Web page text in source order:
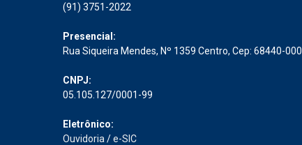
(91) 3751-2022
Presencial:
Rua Siqueira Mendes, Nº 1359 Centro, Cep: 68440-000
CNPJ:
05.105.127/0001-99
Eletrônico:
Ouvidoria /e-SIC